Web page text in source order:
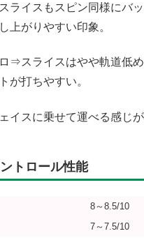
ライスもスピン同様にバ
上がりやすい印象。
⇒スライスはやや軌道低
が打ちやすい。
イスに乗せて運べる感じが
トロール性能
8～8.5/10
7～7.5/10